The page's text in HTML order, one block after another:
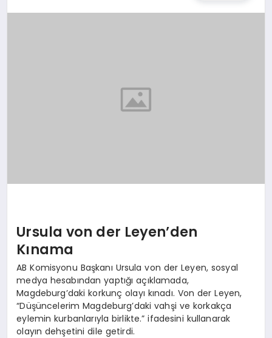
Ursula von der Leyen’den
Kınama
AB Komisyonu Başkanı Ursula von der Leyen, sosyal
medya hesabından yaptığı açıklamada,
Magdeburg’daki korkunç olayı kınadı. Von der Leyen,
“Düşüncelerim Magdeburg’daki vahşi ve korkakça
eylemin kurbanlarıyla birlikte.” ifadesini kullanarak
olayın dehşetini dile getirdi.